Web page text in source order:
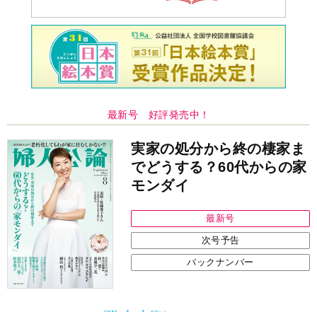
最新号 好評発売中！
実家の処分から終の棲家ま
でどうする？60代からの家
モンダイ
最新号
次号予告
バックナンバー